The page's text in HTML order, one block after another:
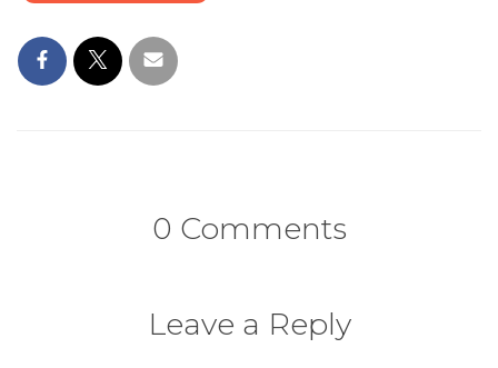
0 Comments
Leave a Reply